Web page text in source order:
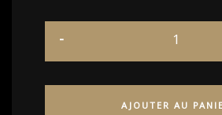
AJOUTER AU